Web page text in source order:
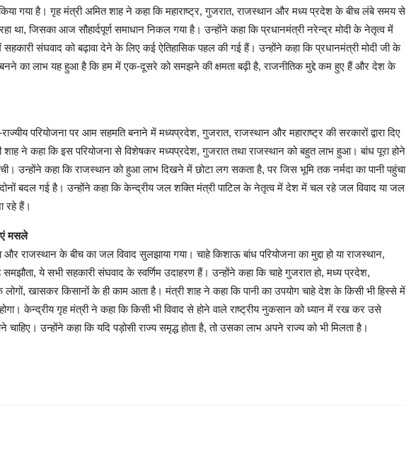
गया है। गृह मंत्री अमित शाह ने कहा कि महाराष्ट्र, गुजरात, राजस्थान और मध्य प्रदेश के बीच लंबे समय से
था, जिसका आज सौहार्दपूर्ण समाधान निकल गया है। उन्होंने कहा कि प्रधानमंत्री नरेन्द्र मोदी के नेतृत्व में
संघवाद को बढ़ावा देने के लिए कई ऐतिहासिक पहल की गई हैं। उन्होंने कहा कि प्रधानमंत्री मोदी जी के
का लाभ यह हुआ है कि हम में एक-दूसरे को समझने की क्षमता बढ़ी है, राजनीतिक मुद्दे कम हुए हैं और देश के
परियोजना पर आम सहमति बनाने में मध्यप्रदेश, गुजरात, राजस्थान और महाराष्ट्र की सरकारों द्वारा दिए
शाह ने कहा कि इस परियोजना से विशेषकर मध्यप्रदेश, गुजरात तथा राजस्थान को बहुत लाभ हुआ। बांध पूरा होने
उन्होंने कहा कि राजस्थान को हुआ लाभ दिखने में छोटा लग सकता है, पर जिस भूमि तक नर्मदा का पानी पहुंचा
बदल गई है। उन्होंने कहा कि केन्द्रीय जल शक्ति मंत्री पाटिल के नेतृत्व में देश में चल रहे जल विवाद या जल
रहे हैं।
मसले
और राजस्थान के बीच का जल विवाद सुलझाया गया। चाहे किशाऊ बांध परियोजना का मुद्दा हो या राजस्थान,
ये सभी सहकारी संघवाद के स्वर्णिम उदाहरण हैं। उन्होंने कहा कि चाहे गुजरात हो, मध्य प्रदेश,
के लोगों, खासकर किसानों के ही काम आता है। मंत्री शाह ने कहा कि पानी का उपयोग चाहे देश के किसी भी हिस्से में
होगा। केन्द्रीय गृह मंत्री ने कहा कि किसी भी विवाद से होने वाले राष्ट्रीय नुकसान को ध्यान में रख कर उसे
उन्होंने कहा कि यदि पड़ोसी राज्य समृद्ध होता है, तो उसका लाभ अपने राज्य को भी मिलता है।